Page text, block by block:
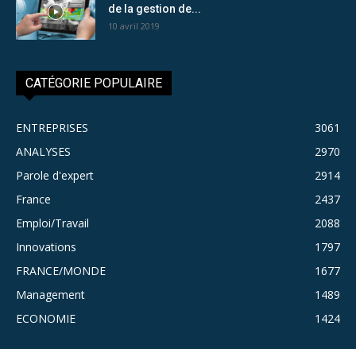
de la gestion de...
10 avril 2019
CATÉGORIE POPULAIRE
ENTREPRISES
3061
ANALYSES
2970
Parole d'expert
2914
France
2437
Emploi/Travail
2088
Innovations
1797
FRANCE/MONDE
1677
Management
1489
ECONOMIE
1424